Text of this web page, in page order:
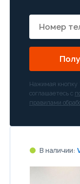
Нажимая кнопку
соглашаетесь с
правилами
В наличии: